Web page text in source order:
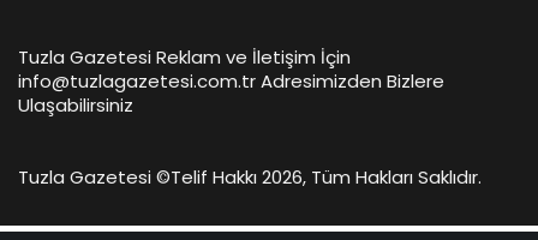
Tuzla Gazetesi Reklam ve İletişim İçin
info@tuzlagazetesi.com.tr Adresimizden Bizlere
Ulaşabilirsiniz
Tuzla Gazetesi ©Telif Hakkı 2026, Tüm Hakları Saklıdır.